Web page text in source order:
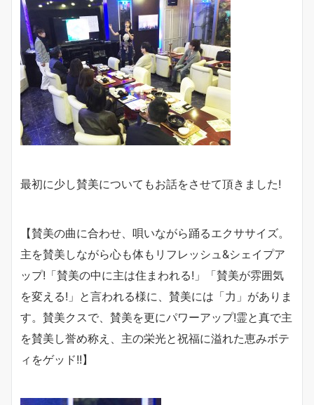
最初に少し賛美についてもお話をさせて頂きました!
【賛美の曲に合わせ、唄いながら踊るエクササイズ。
主を賛美しながら心も体もリフレッシュ&シェイプア
ップ!「賛美の中に主は住まわれる!」「賛美が雰囲気
を変える!」と言われる様に、賛美には「力」がありま
す。賛美クスで、賛美を更にパワーアップ!霊と真で主
を賛美し誉め称え、主の栄光と祝福に溢れた恵みボテ
ィをゲッド!!】